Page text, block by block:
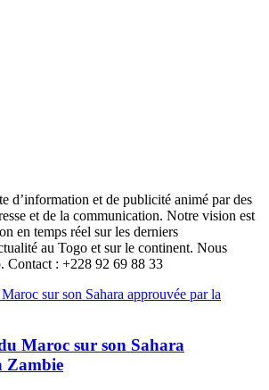
d’information et de publicité animé par des
et de la communication. Notre vision est
en temps réel sur les derniers
au Togo et sur le continent. Nous
Contact : +228 92 69 88 33
Maroc sur son Sahara
Zambie